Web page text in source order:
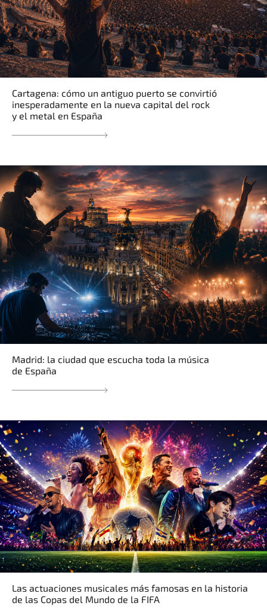
Cartagena: cómo un antiguo puerto se convirtió
inesperadamente en la nueva capital del rock
y el metal en España
Madrid: la ciudad que escucha toda la música
de España
Las actuaciones musicales más famosas en la historia
de las Copas del Mundo de la FIFA